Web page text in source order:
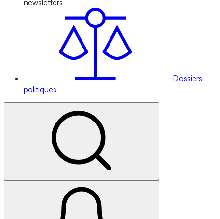
newsletters
Dossiers
politiques